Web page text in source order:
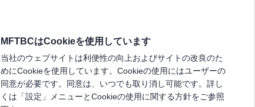
MFTBCはCookieを使用しています
当社のウェブサイトは利便性の向上およびサイトの改良のた
めにCookieを使用しています。Cookieの使用にはユーザーの
同意が必要です。同意は、いつでも取り消し可能です。詳し
くは「設定」メニューとCookieの使用に関する方針をご参照